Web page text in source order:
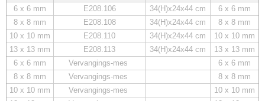
6 x 6 mm
E208.106 34(H)x24x44 cm
6 x 6 mm
8 x 8 mm
E208.108 34(H)x24x44 cm
8 x 8 mm
10 x 10 mm
E208.110 34(H)x24x44 cm
10 x 10 mm
13 x 13 mm
E208.113 34(H)x24x44 cm
13 x 13 mm
6 x 6 mm
Vervangings-mes
6 x 6 mm
8 x 8 mm
Vervangings-mes
8 x 8 mm
10 x 10 mm
Vervangings-mes
10 x 10 mm